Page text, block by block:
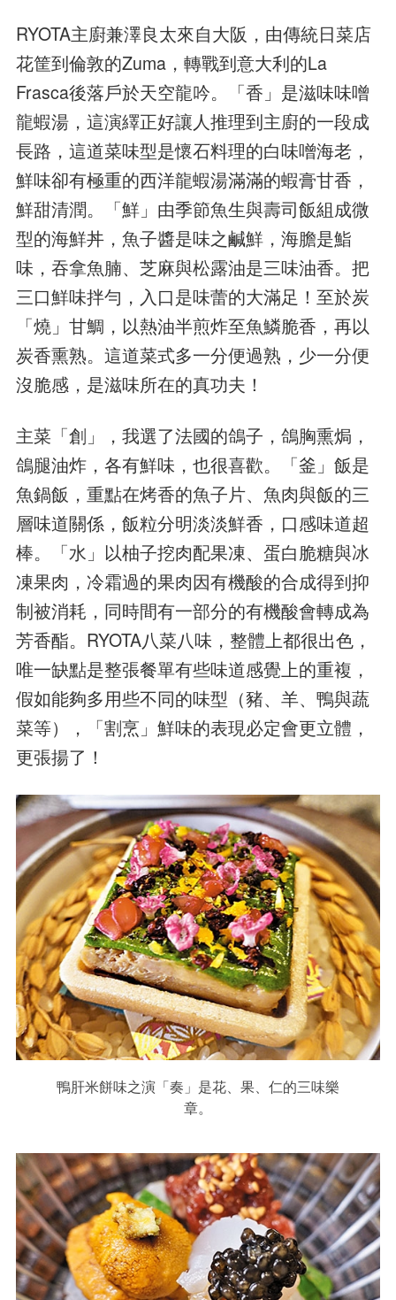
RYOTA主廚兼澤良太來自大阪，由傳統日菜店
花筐到倫敦的Zuma，轉戰到意大利的La
Frasca後落戶於天空龍吟。「香」是滋味味噌
龍蝦湯，這演繹正好讓人推理到主廚的一段成
長路，這道菜味型是懷石料理的白味噌海老，
鮮味卻有極重的西洋龍蝦湯滿滿的蝦膏甘香，
鮮甜清潤。「鮮」由季節魚生與壽司飯組成微
型的海鮮丼，魚子醬是味之鹹鮮，海膽是鮨
味，吞拿魚腩、芝麻與松露油是三味油香。把
三口鮮味拌勻，入口是味蕾的大滿足！至於炭
「燒」甘鯛，以熱油半煎炸至魚鱗脆香，再以
炭香熏熟。這道菜式多一分便過熟，少一分便
沒脆感，是滋味所在的真功夫！
主菜「創」，我選了法國的鴿子，鴿胸熏焗，
鴿腿油炸，各有鮮味，也很喜歡。「釜」飯是
魚鍋飯，重點在烤香的魚子片、魚肉與飯的三
層味道關係，飯粒分明淡淡鮮香，口感味道超
棒。「水」以柚子挖肉配果凍、蛋白脆糖與冰
凍果肉，冷霜過的果肉因有機酸的合成得到抑
制被消耗，同時間有一部分的有機酸會轉成為
芳香酯。RYOTA八菜八味，整體上都很出色，
唯一缺點是整張餐單有些味道感覺上的重複，
假如能夠多用些不同的味型（豬、羊、鴨與蔬
菜等），「割烹」鮮味的表現必定會更立體，
更張揚了！
鴨肝米餅味之演「奏」是花、果、仁的三味樂
章。